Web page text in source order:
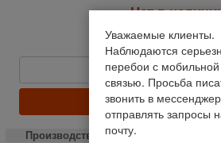
Нет в
Уведомить о
8 180 руб
Быстрый заказ
ЗАКАЗАТЬ
Производство: РФ
Уважаемые клиенты.
Наблюдаются
перебои с мобильной
связью. Просьба
звонить в
отправлять запросы
почту.